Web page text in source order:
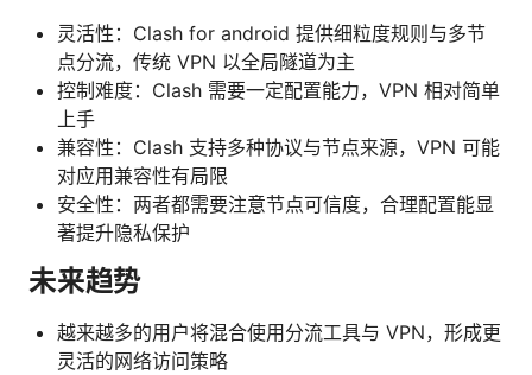
灵活性：Clash for android 提供细粒度规则与多节
点分流，传统 VPN 以全局隧道为主
控制难度：Clash 需要一定配置能力，VPN 相对简单
上手
兼容性：Clash 支持多种协议与节点来源，VPN 可能
对应用兼容性有局限
安全性：两者都需要注意节点可信度，合理配置能显
著提升隐私保护
未来趋势
越来越多的用户将混合使用分流工具与 VPN，形成更
灵活的网络访问策略